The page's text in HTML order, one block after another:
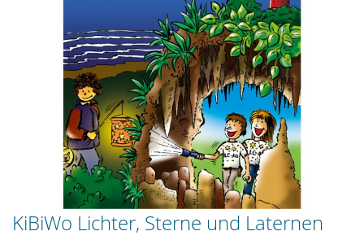
KiBiWo Lichter, Sterne und Laternen
Zum
Anfang